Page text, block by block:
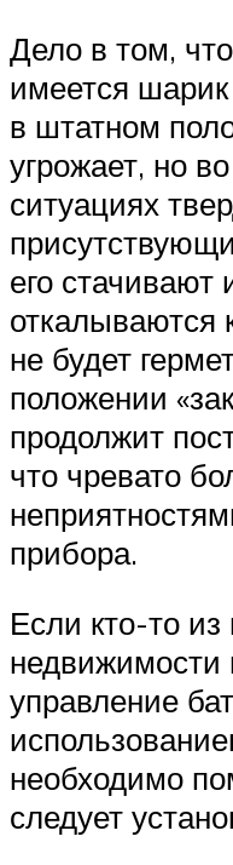
Дело в том,
имеется
в штатном
угрожает, но
ситуациях
его стачивают
откалываются
не будет
положении
продолжит
что чревато
прибора.
Если кто-то
недвижимости
управление
необходимо
следует